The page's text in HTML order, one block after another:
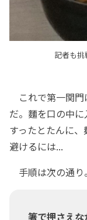
記者も
これで第一関門
だ。麵を口の中
すったとたんに
避けるには...
手順は次の通り。
箸で押さえ